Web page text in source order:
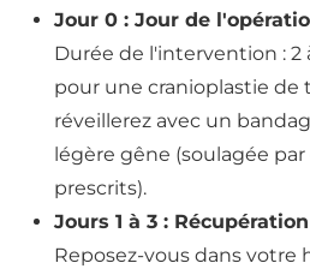
Jour 0 : Jour de
Durée de l'intervention : 2
pour une cranioplastie de
réveillerez avec un
légère gêne (soulagée
prescrits).
Jours 1 à 3 :
Reposez-vous dans votre